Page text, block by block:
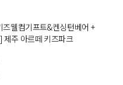
즈웰컴기프트&켄싱턴베어 +
제주 아르떼 키즈파크